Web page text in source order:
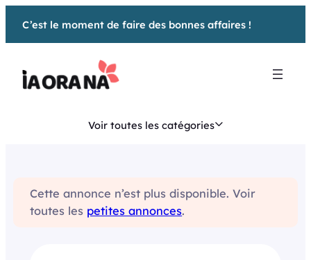
C’est le moment de faire des bonnes affaires !
Voir toutes les catégories
Cette annonce n’est plus disponible. Voir
toutes les petites annonces.